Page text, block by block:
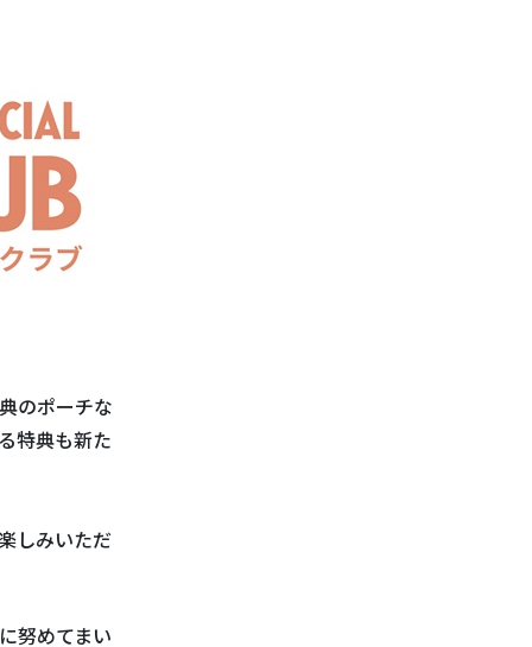
のポーチな
特典も新た
しみいただ
努めてまい